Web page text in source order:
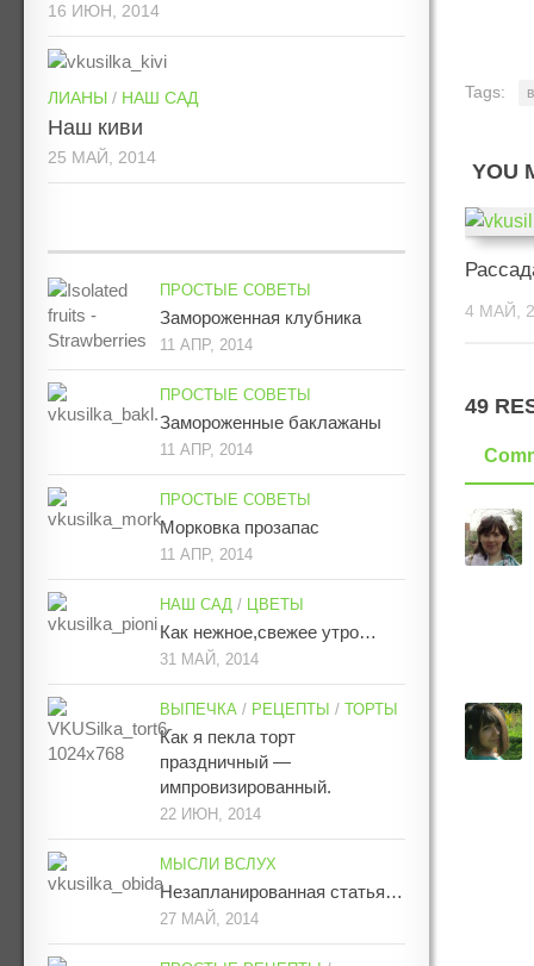
Tags:
YOU
4 МАЙ,
49
16 ИЮН, 2014
ЛИАНЫ / НАШ САД
Наш киви
25 МАЙ, 2014
ПРОСТЫЕ СОВЕТЫ
Замороженная клубника
11 АПР, 2014
ПРОСТЫЕ СОВЕТЫ
Замороженные баклажаны
11 АПР, 2014
ПРОСТЫЕ СОВЕТЫ
Морковка прозапас
11 АПР, 2014
НАШ САД / ЦВЕТЫ
Как нежное,свежее утро…
31 МАЙ, 2014
ВЫПЕЧКА / РЕЦЕПТЫ / ТОРТЫ
Как я пекла торт
праздничный —
импровизированный.
22 ИЮН, 2014
МЫСЛИ ВСЛУХ
Незапланированная статья…
27 МАЙ, 2014